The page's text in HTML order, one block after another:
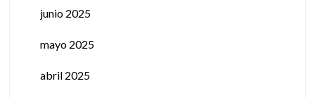
junio 2025
mayo 2025
abril 2025